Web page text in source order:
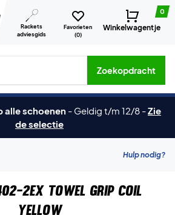
Rackets
adviesgids
Favorieten
(0)
0
Winkelwagentje
producten, merken etc.
Zoekopdracht
alle schoenen - Geldig t/m 12/8 -Zie
de selectie
Hulp nodig?
2EX Towel Grip Coil
Yellow